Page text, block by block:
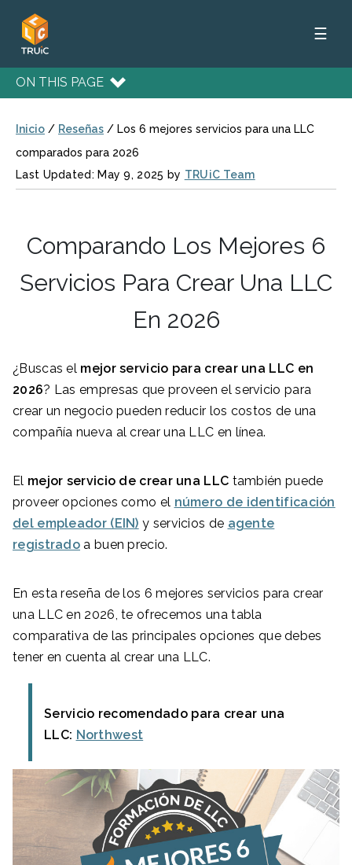
☰
ON THIS PAGE
Inicio / Reseñas / Los 6 mejores servicios para una LLC
comparados para 2026
Last Updated: May 9, 2025 by TRUiC Team
Comparando Los Mejores 6
Servicios Para Crear Una LLC
En 2026
¿Buscas el mejor servicio para crear una LLC en
2026? Las empresas que proveen el servicio para
crear un negocio pueden reducir los costos de una
compañía nueva al crear una LLC en línea.
El mejor servicio de crear una LLC también puede
proveer opciones como el número de identificación
del empleador (EIN) y servicios de agente
registrado a buen precio.
En esta reseña de los 6 mejores servicios para crear
una LLC en 2026, te ofrecemos una tabla
comparativa de las principales opciones que debes
tener en cuenta al crear una LLC.
Servicio recomendado para crear una
LLC: Northwest